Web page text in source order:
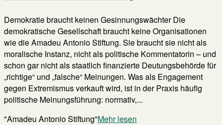
Demokratie braucht keinen Gesinnungswächter Die
demokratische Gesellschaft braucht keine Organisationen
wie die Amadeu Antonio Stiftung. Sie braucht sie nicht als
moralische Instanz, nicht als politische Kommentatorin – und
schon gar nicht als staatlich finanzierte Deutungsbehörde für
„richtige“ und „falsche“ Meinungen. Was als Engagement
gegen Extremismus verkauft wird, ist in der Praxis häufig
politische Meinungsführung: normativ,...
"Amadeu Antonio Stiftung"Mehr lesen